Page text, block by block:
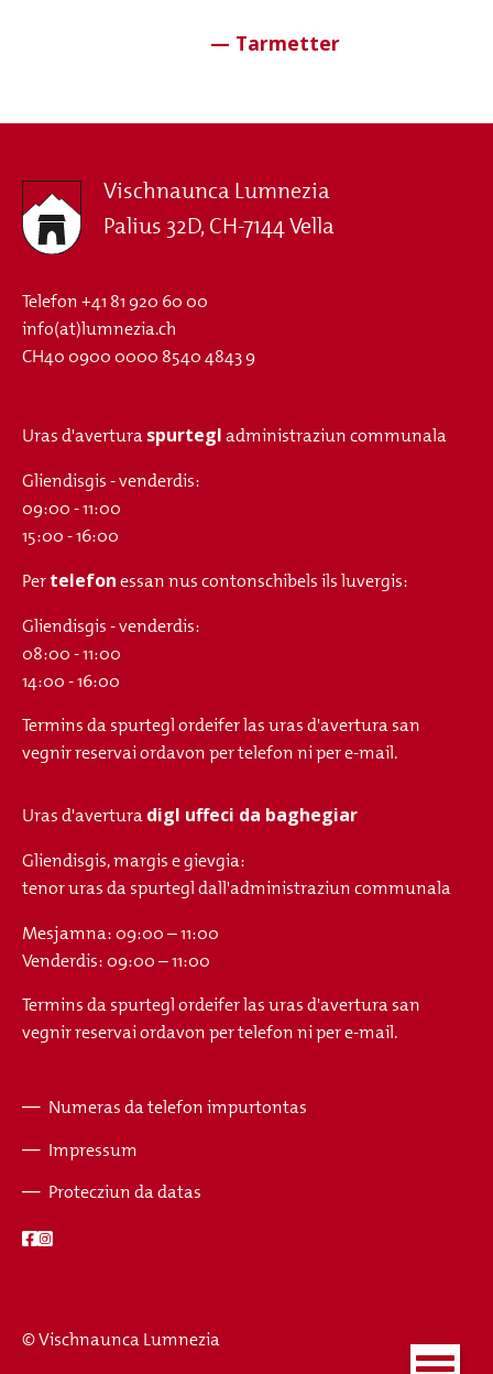
Vischnaunca Lumnezia
Palius 32D, CH-7144 Vella
Telefon+41 81 920 60 00
info(at)lumnezia.ch
CH40 0900 0000 8540 4843 9
Uras d'averturaspurtegladministraziun communala
Gliendisgis - venderdis:
09:00 - 11:00
15:00 - 16:00
Pertelefonessan nus contonschibels ils luvergis:
Gliendisgis - venderdis:
08:00 - 11:00
14:00 - 16:00
Termins da spurtegl ordeifer las uras d'avertura san
vegnir reservai ordavon per telefon ni per e-mail.
Uras d'averturadigl uffeci da baghegiar
Gliendisgis, margis e gievgia:
tenor uras da spurtegl dall'administraziun communala
Mesjamna: 09:00 – 11:00
Venderdis: 09:00 – 11:00
Termins da spurtegl ordeifer las uras d'avertura san
vegnir reservai ordavon per telefon ni per e-mail.
Numeras da telefon impurtontas
Impressum
Protecziun da datas
© Vischnaunca Lumnezia